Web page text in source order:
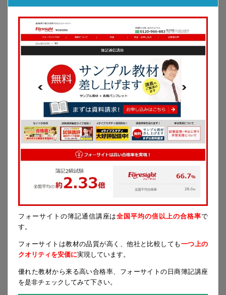
フォーサイトの簿記通信講座は全国平均の倍以上の合格率で
す。
フォーサイトは教材の品質が高く、他社と比較しても 一つ上の
クオリティを安価に実現しています。
優れた教材から来る高い合格率、フォーサイトの日商簿記講座
を是非チェックしてみて下さい。